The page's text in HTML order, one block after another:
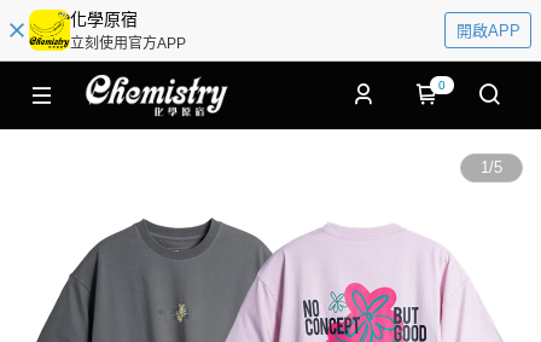
化學原宿
立刻使用官方APP
開啟APP
0
1/5